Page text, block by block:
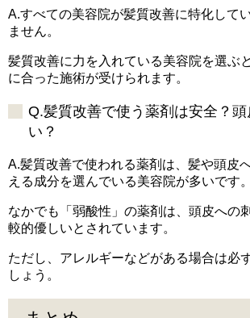
A.すべての美容院が髪質改善に特化して
ません。
髪質改善に力を入れている美容院を選ぶ
に合った施術が受けられます。
Q.髪質改善で使う薬剤は安全？
い？
A.髪質改善で使われる薬剤は、髪や頭皮
える成分を選んでいる美容院が多いです。
なかでも「弱酸性」の薬剤は、頭皮への
較的優しいとされています。
ただし、アレルギーなどがある場合は必
しょう。